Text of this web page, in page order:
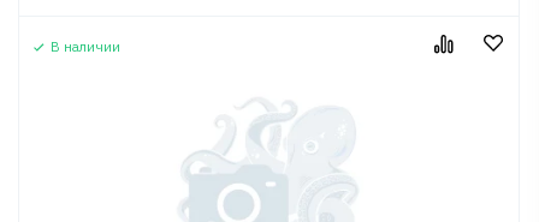
В наличии